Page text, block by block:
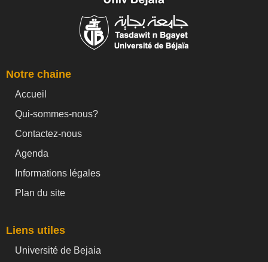
Notre chaine
Accueil
Qui-sommes-nous?
Contactez-nous
Agenda
Informations légales
Plan du site
Liens utiles
Université de Bejaia